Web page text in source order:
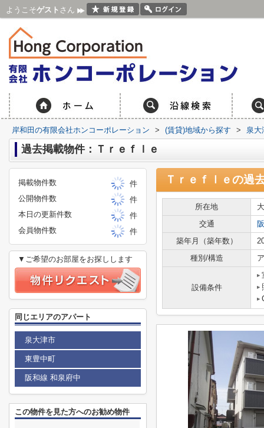
ようこそゲスト さん
岸和田の有限会社ホンコーポレーション > (賃貸)地域から探す > 泉大
過去掲載物件：Ｔｒｅｆｌｅ
Ｔｒｅｆｌｅの過
所在地
交通
築年月（築年数）
種別/構造
設備条件
掲載物件数
件
公開物件数
件
本日の更新件数
件
会員物件数
件
▼ご希望のお部屋をお探しします
同じエリアのアパート
泉大津市
東豊中町
阪和線 和泉府中
この物件を見た方へのお勧め物件